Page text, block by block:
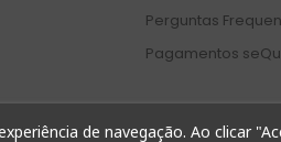
de navegação. Ao clicar
nacional)
Perguntas
Pagamentos